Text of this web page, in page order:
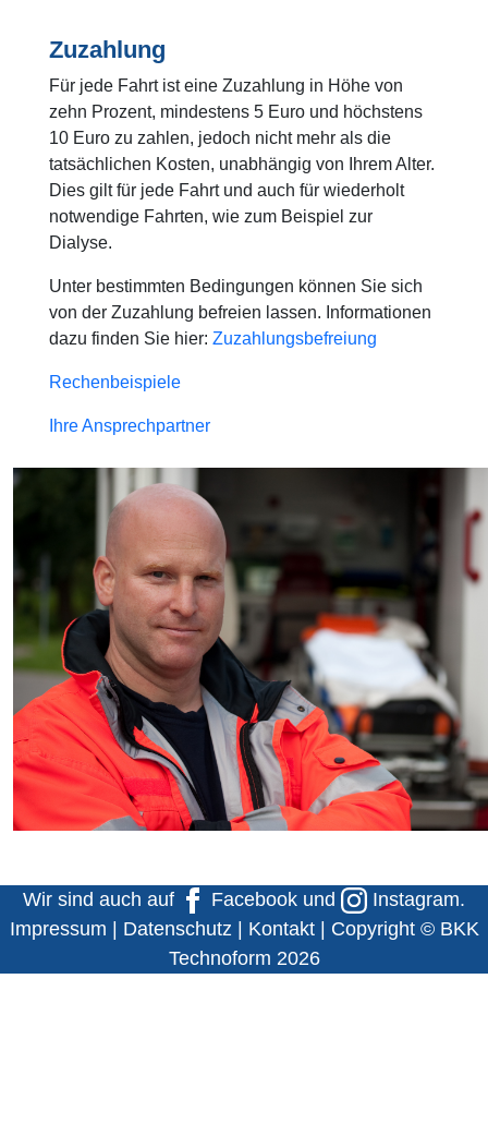
Zuzahlung
Für jede Fahrt ist eine Zuzahlung in Höhe von
zehn Prozent, mindestens 5 Euro und höchstens
10 Euro zu zahlen, jedoch nicht mehr als die
tatsächlichen Kosten, unabhängig von Ihrem Alter.
Dies gilt für jede Fahrt und auch für wiederholt
notwendige Fahrten, wie zum Beispiel zur
Dialyse.
Unter bestimmten Bedingungen können Sie sich
von der Zuzahlung befreien lassen. Informationen
dazu finden Sie hier: Zuzahlungsbefreiung
Rechenbeispiele
Ihre Ansprechpartner
Wir sind auch auf Facebook und Instagram.
Impressum
Datenschutz| Kontakt| Copyright © BKK
Technoform 2026